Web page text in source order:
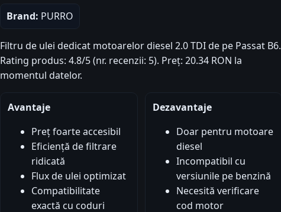
Brand: PURRO
Filtru de ulei dedicat motoarelor diesel 2.0 TDI de pe Passat B6.
Rating produs: 4.8/5 (nr. recenzii: 5). Preț: 20.34 RON la
momentul datelor.
Avantaje
Preț foarte accesibil
Eficiență de filtrare
ridicată
Flux de ulei optimizat
Compatibilitate
exactă cu coduri
Dezavantaje
Doar pentru motoare
diesel
Incompatibil cu
versiunile pe benzină
Necesită verificare
cod motor